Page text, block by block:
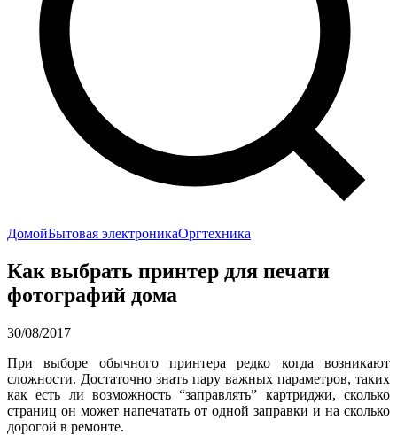
ДомойБытовая электроникаОргтехника
Как выбрать принтер для печати
фотографий дома
30/08/2017
При выборе обычного принтера редко когда возникают
сложности. Достаточно знать пару важных параметров, таких
как есть ли возможность “заправлять” картриджи, сколько
страниц он может напечатать от одной заправки и на сколько
дорогой в ремонте.